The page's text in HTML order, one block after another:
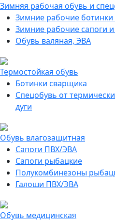
Зимняя рабочая обувь и
Зимние рабочие ботинки
Зимние рабочие сапоги
Обувь валяная, ЭВА
Термостойкая обувь
Ботинки сварщика
Спецобувь от
дуги
Обувь влагозащитная
Сапоги ПВХ/ЭВА
Сапоги рыбацкие
Полукомбинезоны
Галоши ПВХ/ЭВА
Обувь медицинская